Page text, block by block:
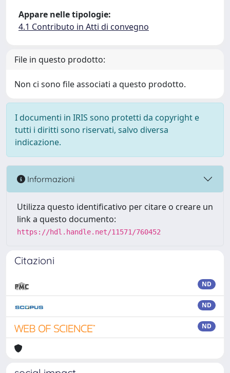
Appare nelle tipologie:
4.1 Contributo in Atti di convegno
File in questo prodotto:
Non ci sono file associati a questo prodotto.
I documenti in IRIS sono protetti da copyright e
tutti i diritti sono riservati, salvo diversa
indicazione.
Informazioni
Utilizza questo identificativo per citare o creare un
link a questo documento:
https://hdl.handle.net/11571/760452
Citazioni
ND
ND
ND